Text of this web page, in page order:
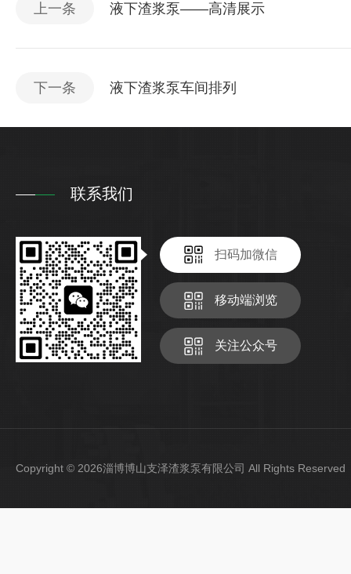
上一条 液下渣浆泵——高清展示
下一条 液下渣浆泵车间排列
联系我们
扫码加微信
移动端浏览
关注公众号
Copyright © 2026淄博博山支泽渣浆泵有限公司 All Rights